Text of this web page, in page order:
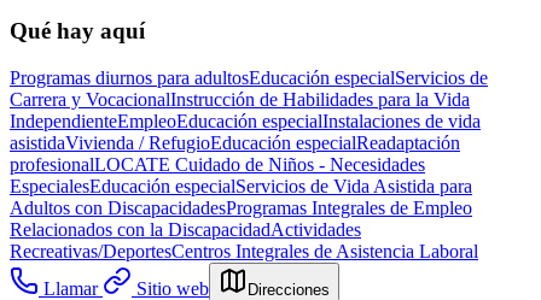
Qué hay aquí
Programas diurnos para adultosEducación especialServicios de
Carrera y VocacionalInstrucción de Habilidades para la Vida
IndependienteEmpleoEducación especialInstalaciones de vida
asistidaVivienda / RefugioEducación especialReadaptación
profesionalLOCATE Cuidado de Niños - Necesidades
EspecialesEducación especialServicios de Vida Asistida para
Adultos con DiscapacidadesProgramas Integrales de Empleo
Relacionados con la DiscapacidadActividades
Recreativas/DeportesCentros Integrales de Asistencia Laboral
Llamar
Sitio web Direcciones